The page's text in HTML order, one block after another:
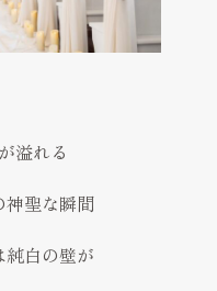
溢れる
神聖な瞬間
白の壁が